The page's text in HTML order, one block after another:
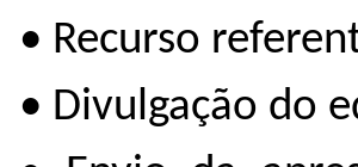
• Recurso
• Divulgação do